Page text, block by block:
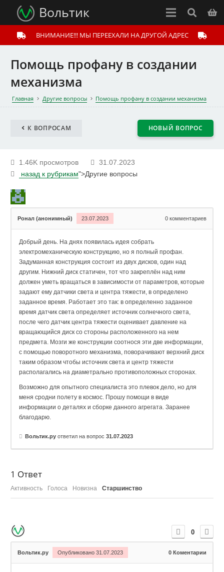
Вольтик
ВНИМАНИЕ!!! МЫ ПЕРЕЕХАЛИ НА ДРУГОЙ АДРЕС
Помощь профану в создании
механизма
Главная Другие вопросы Помощь профану в создании механизма
К ВОПРОСАМ НОВЫЙ ВОПРОС
1.46K просмотров
31.07.2023
назад к рубрикам">Другие вопросы
Ронал (анонимный) 23.07.2023 0 комментариев
Добрый день. На днях появилась идея собрать
электромеханическую конструкцию, но я полный профан.
Задуманная конструкция состоит из двух дисков, один над
другим. Нижний диск статичен, тот что закреплён над ним
должен уметь вращаться в зависимости от параметров, которые
задают ему датчики света и центра тяжести, в определено
заданное время. Работает это так: в определенно заданное
время датчик света определяет источник солнечного света,
после чего датчик центра тяжести оценивает давление на
вращающийся диск со стороны расположенного на нем
предмета. Мозги же конструкции соотнося эти две информации,
с помощью поворотного механизма, поворачивают верхний диск
таким образом чтобы источник света и центр тяжести
располагались на диаметрально противоположных сторонах.
Возможно для опытного специалиста это плевок дело, но для
меня сродни полету в космос. Прошу помощи в виде
информации о деталях и сборке данного агрегата. Заранее
благодарю.
Вольтик.ру ответил на вопрос 31.07.2023
1 Ответ
Активность Голоса Новизна Старшинство
0
Вольтик.ру Опубликовано 31.07.2023 0 Коментарии